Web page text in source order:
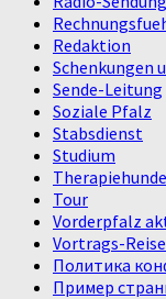
Redaktion
Schenkungen
Sende-Leitung
Soziale Pfalz
Stabsdienst
Studium
Therapiehunde
Tour
Vorderpfalz
Vortrags-
Политика
Пример